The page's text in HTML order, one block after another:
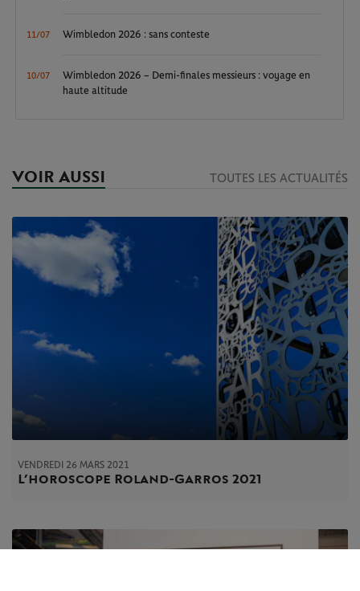
11/07 Wimbledon 2026 : sans conteste
10/07
Wimbledon 2026 – Demi-finales messieurs : voyage en
haute altitude
VOIR AUSSI TOUTES LES ACTUALITÉS
VENDREDI 26 MARS 2021
L’horoscope Roland-Garros 2021